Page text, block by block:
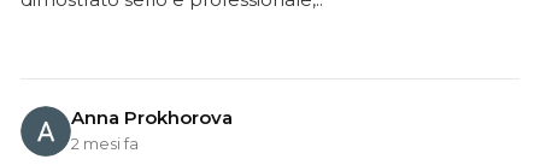
Anna Prokhorova
2 mesi fa